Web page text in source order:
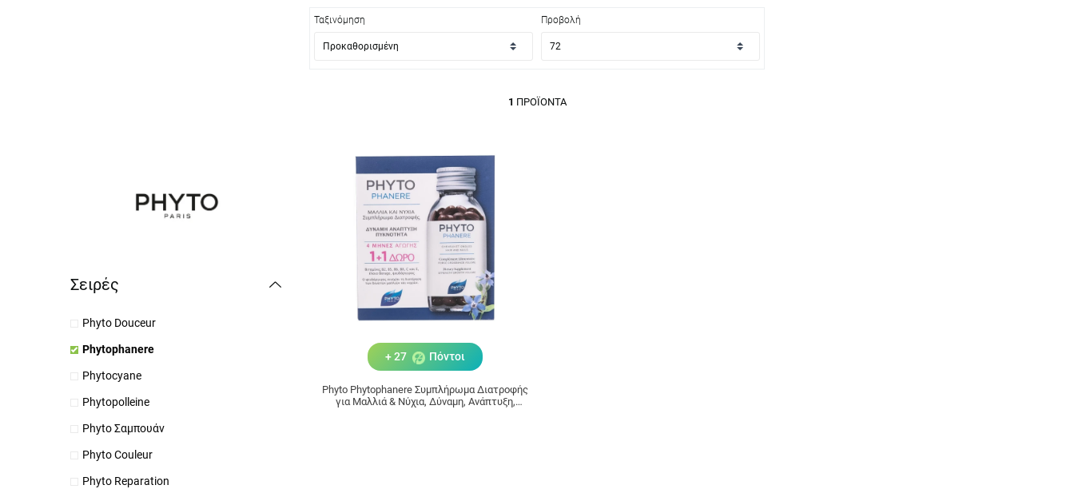
Ταξινόμηση Προβολή
1 ΠΡΟΪΌΝΤΑ
Σειρές
Phyto Douceur
Phytophanere
Phytocyane
Phytopolleine
Phyto Σαμπουάν
Phyto Couleur
Phyto Reparation
+ 27 Πόντοι
Phyto Phytophanere Συμπλήρωμα Διατροφής
για Μαλλιά & Νύχια, Δύναμη, Ανάπτυξη,